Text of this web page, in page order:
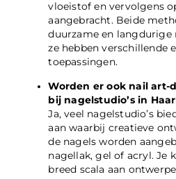
vloeistof en vervolgens
aangebracht. Beide
duurzame en langdurige
ze hebben verschillende
toepassingen.
Worden er ook nail art-
bij nagelstudio’s in
Ja, veel nagelstudio’s
aan waarbij creatieve
de nagels worden
nagellak, gel of acryl. Je
breed scala aan